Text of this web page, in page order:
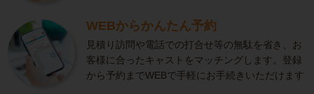
WEBからかんたん予約
見積り訪問や電話での打合せ等の無駄を省き、お
客様に合ったキャストをマッチングします。登録
から予約までWEBで手軽にお手続きいただけます